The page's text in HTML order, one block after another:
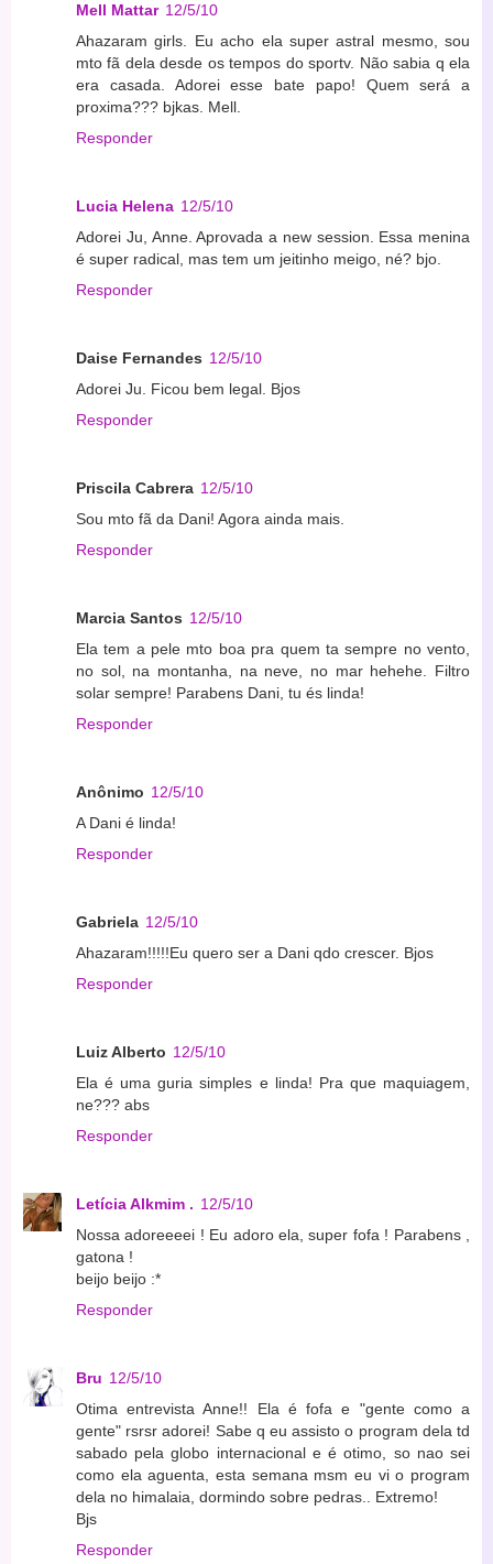
Mell Mattar 12/5/10
Ahazaram girls. Eu acho ela super astral mesmo, sou
mto fã dela desde os tempos do sportv. Não sabia q ela
era casada. Adorei esse bate papo! Quem será a
proxima??? bjkas. Mell.
Responder
Lucia Helena 12/5/10
Adorei Ju, Anne. Aprovada a new session. Essa menina
é super radical, mas tem um jeitinho meigo, né? bjo.
Responder
Daise Fernandes 12/5/10
Adorei Ju. Ficou bem legal. Bjos
Responder
Priscila Cabrera 12/5/10
Sou mto fã da Dani! Agora ainda mais.
Responder
Marcia Santos 12/5/10
Ela tem a pele mto boa pra quem ta sempre no vento,
no sol, na montanha, na neve, no mar hehehe. Filtro
solar sempre! Parabens Dani, tu és linda!
Responder
Anônimo 12/5/10
A Dani é linda!
Responder
Gabriela 12/5/10
Ahazaram!!!!!Eu quero ser a Dani qdo crescer. Bjos
Responder
Luiz Alberto 12/5/10
Ela é uma guria simples e linda! Pra que maquiagem,
ne??? abs
Responder
Letícia Alkmim . 12/5/10
Nossa adoreeeei ! Eu adoro ela, super fofa ! Parabens ,
gatona !
beijo beijo :*
Responder
Bru 12/5/10
Otima entrevista Anne!! Ela é fofa e "gente como a
gente" rsrsr adorei! Sabe q eu assisto o program dela td
sabado pela globo internacional e é otimo, so nao sei
como ela aguenta, esta semana msm eu vi o program
dela no himalaia, dormindo sobre pedras.. Extremo!
Bjs
Responder